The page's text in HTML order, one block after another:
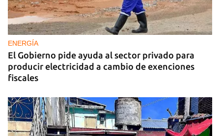
ENERGÍA
El Gobierno pide ayuda al sector privado para
producir electricidad a cambio de exenciones
fiscales